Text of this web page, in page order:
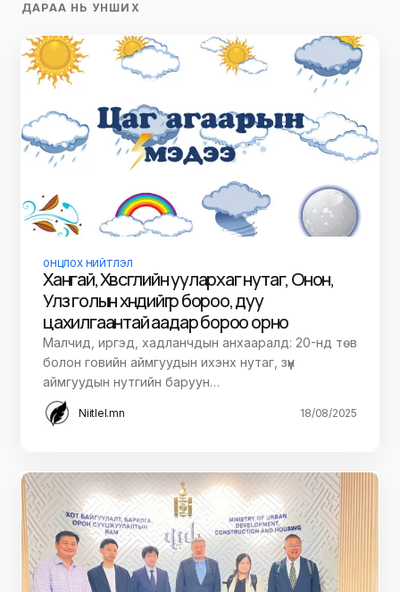
ДАРАА НЬ УНШИХ
ОНЦЛОХ НИЙТЛЭЛ
Хангай, Хөвсгөлийн уулархаг нутаг, Онон,
Улз голын хөндийгөөр бороо, дуу
цахилгаантай аадар бороо орно
Малчид, иргэд, хадланчдын анхааралд: 20-нд төв
болон говийн аймгуудын ихэнх нутаг, зүүн
аймгуудын нутгийн баруун…
Niitlel.mn 18/08/2025